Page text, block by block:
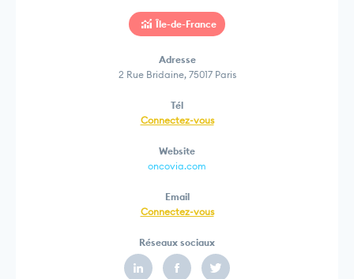
Île-de-France
Adresse
2 Rue Bridaine, 75017 Paris
Tél
Connectez-vous
Website
oncovia.com
Email
Connectez-vous
Réseaux sociaux